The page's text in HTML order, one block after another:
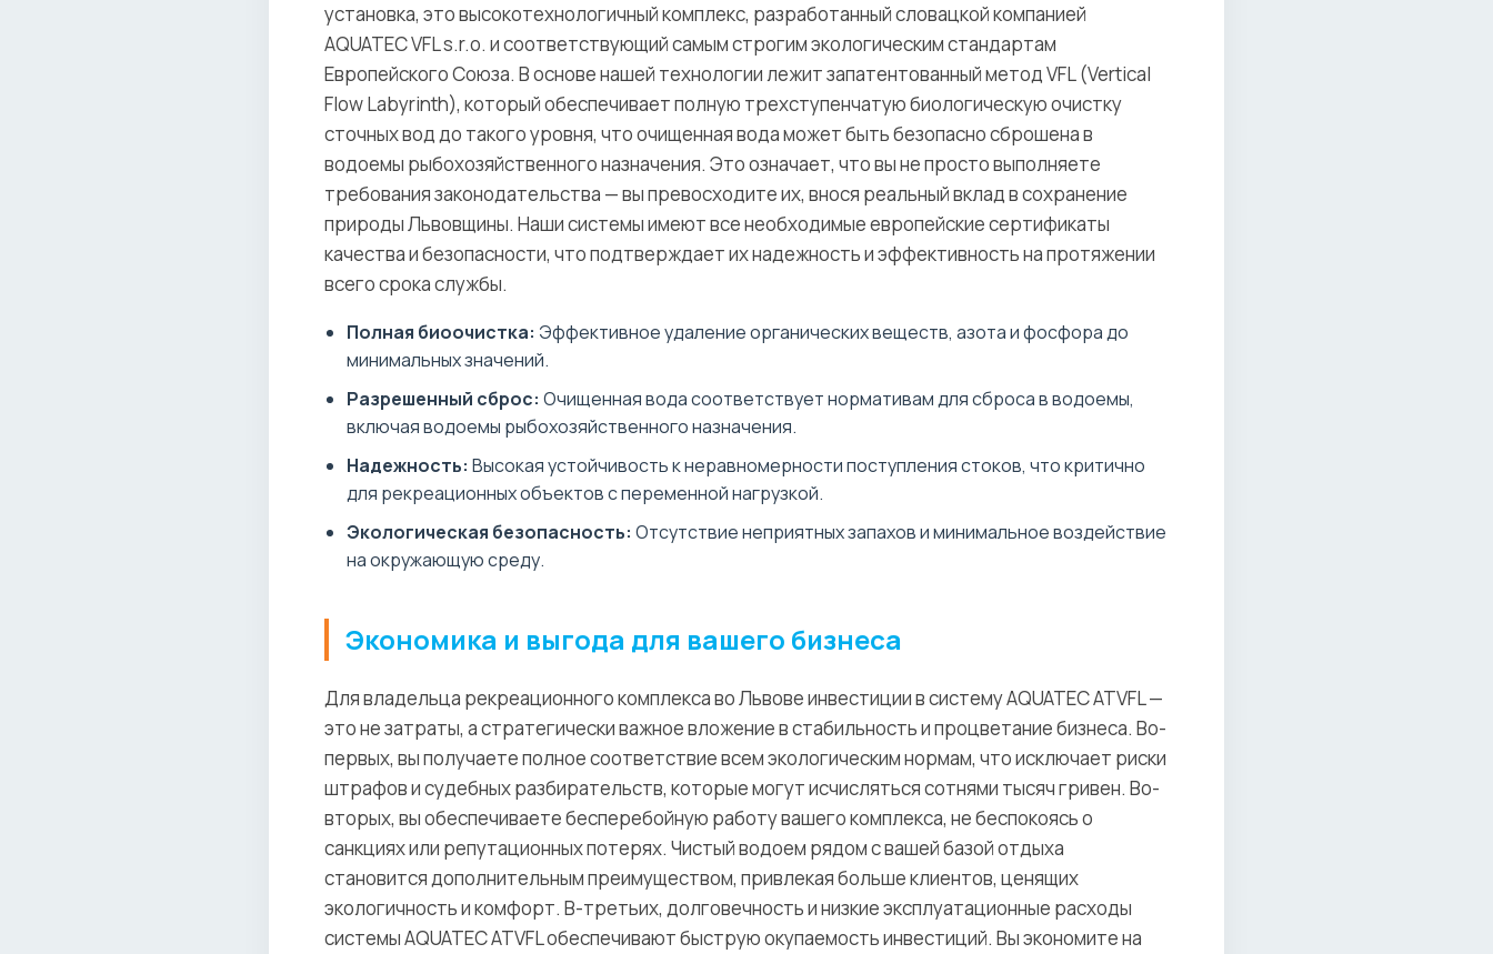
установка, это высокотехнологичный комплекс, разработанный словацкой компанией
AQUATEC VFL s.r.o. и соответствующий самым строгим экологическим стандартам
Европейского Союза. В основе нашей технологии лежит запатентованный метод VFL (Vertical
Flow Labyrinth), который обеспечивает полную трехступенчатую биологическую очистку
сточных вод до такого уровня, что очищенная вода может быть безопасно сброшена в
водоемы рыбохозяйственного назначения. Это означает, что вы не просто выполняете
требования законодательства — вы превосходите их, внося реальный вклад в сохранение
природы Львовщины. Наши системы имеют все необходимые европейские сертификаты
качества и безопасности, что подтверждает их надежность и эффективность на протяжении
всего срока службы.
Полная биоочистка: Эффективное удаление органических веществ, азота и фосфора до
минимальных значений.
Разрешенный сброс: Очищенная вода соответствует нормативам для сброса в водоемы,
включая водоемы рыбохозяйственного назначения.
Надежность: Высокая устойчивость к неравномерности поступления стоков, что критично
для рекреационных объектов с переменной нагрузкой.
Экологическая безопасность: Отсутствие неприятных запахов и минимальное воздействие
на окружающую среду.
Экономика и выгода для вашего бизнеса
Для владельца рекреационного комплекса во Львове инвестиции в систему AQUATEC ATVFL —
это не затраты, а стратегически важное вложение в стабильность и процветание бизнеса. Во-
первых, вы получаете полное соответствие всем экологическим нормам, что исключает риски
штрафов и судебных разбирательств, которые могут исчисляться сотнями тысяч гривен. Во-
вторых, вы обеспечиваете бесперебойную работу вашего комплекса, не беспокоясь о
санкциях или репутационных потерях. Чистый водоем рядом с вашей базой отдыха
становится дополнительным преимуществом, привлекая больше клиентов, ценящих
экологичность и комфорт. В-третьих, долговечность и низкие эксплуатационные расходы
системы AQUATEC ATVFL обеспечивают быструю окупаемость инвестиций. Вы экономите на